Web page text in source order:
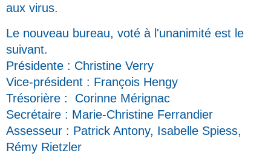
aux virus.
Le nouveau bureau, voté à l'unanimité est le
suivant.
Présidente : Christine Verry
Vice-président : François Hengy
Trésorière : Corinne Mérignac
Secrétaire : Marie-Christine Ferrandier
Assesseur : Patrick Antony, Isabelle Spiess,
Rémy Rietzler